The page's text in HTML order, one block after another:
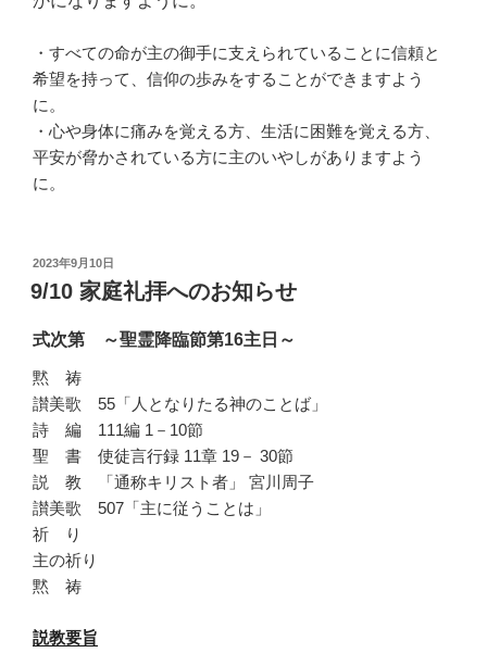
・ すべての命が主の御手に支えられていることに信頼と
希望を持って
、信仰の歩みをすることができますよう
に。
・心や身体に痛みを覚える方、生活に困難を覚える方、
平安が脅かされている方に主のいやしがありますよう
に。
投
稿
日:
2023年9月10日
9/10 家庭礼拝へのお知らせ
式次第 ～聖霊降臨節第16主日～
黙 祷
讃美歌 55「人となりたる神のことば」
詩 編 111編 1－10節
聖 書 使徒言行録 11章 19－ 30節
説 教 「通称キリスト者」 宮川周子
讃美歌 507「主に従うことは」
祈 り
主の祈り
黙 祷
説教要旨